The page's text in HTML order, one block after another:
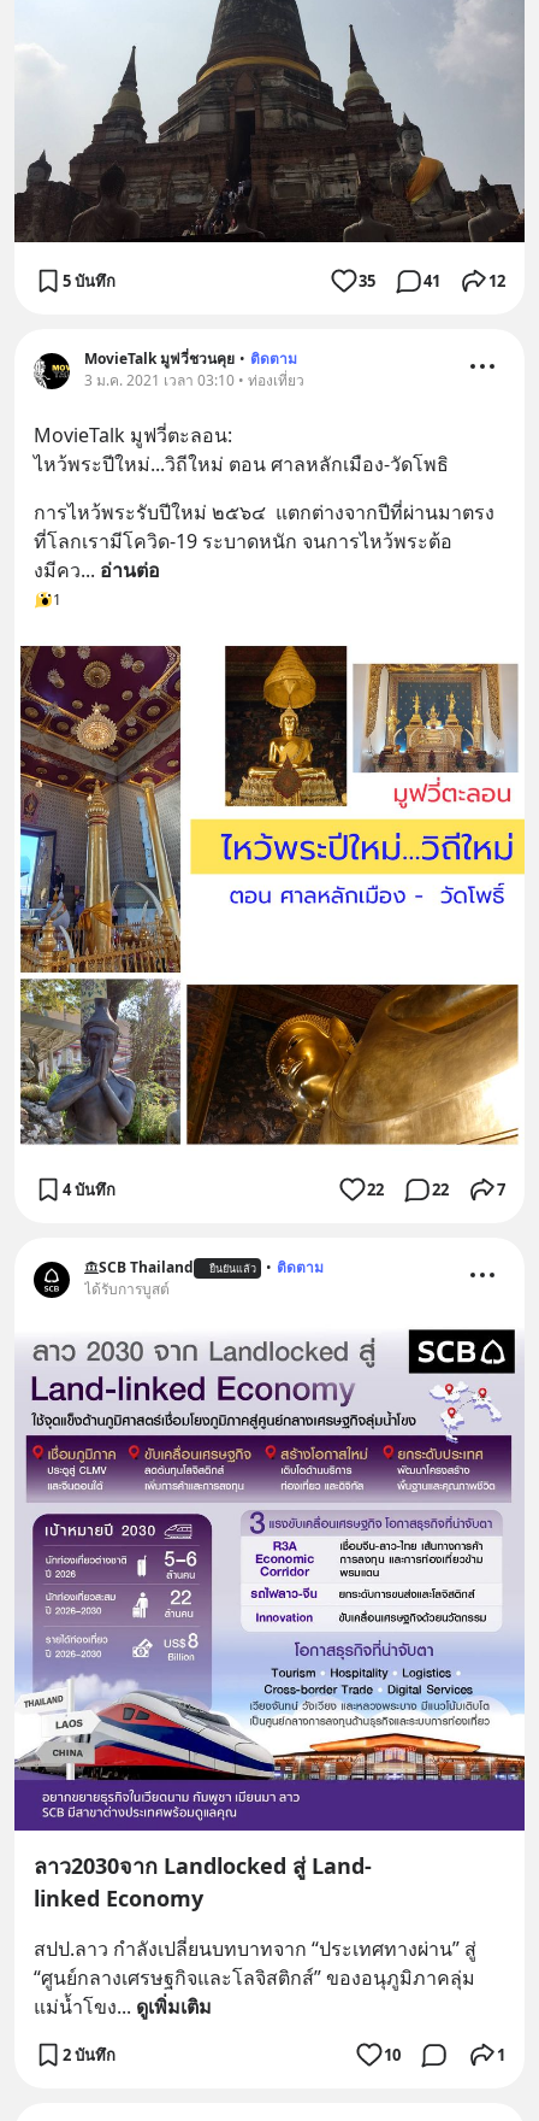
5 บันทึก 35 41 12
MovieTalk มูฟวี่ชวนคุย • ติดตาม
3 ม.ค. 2021 เวลา 03:10 • ท่องเที่ยว
MovieTalk มูฟวี่ตะลอน:
ไหว้พระปีใหม่...วิถีใหม่ ตอน ศาลหลักเมือง-วัดโพธิ
การไหว้พระรับปีใหม่ ๒๕๖๔  แตกต่างจากปีที่ผ่านมาตรง
ที่โลกเรามีโควิด-19 ระบาดหนัก จนการไหว้พระต้อ
งมีคว... อ่านต่อ
1
4 บันทึก 22 22 7
SCB Thailand ยืนยันแล้ว • ติดตาม
ได้รับการบูสต์
ลาว2030จาก Landlocked สู่ Land-
linked Economy
สปป.ลาว กำลังเปลี่ยนบทบาทจาก “ประเทศทางผ่าน” สู่
“ศูนย์กลางเศรษฐกิจและโลจิสติกส์” ของอนุภูมิภาคลุ่ม
แม่น้ำโขง... ดูเพิ่มเติม
2 บันทึก 10 1